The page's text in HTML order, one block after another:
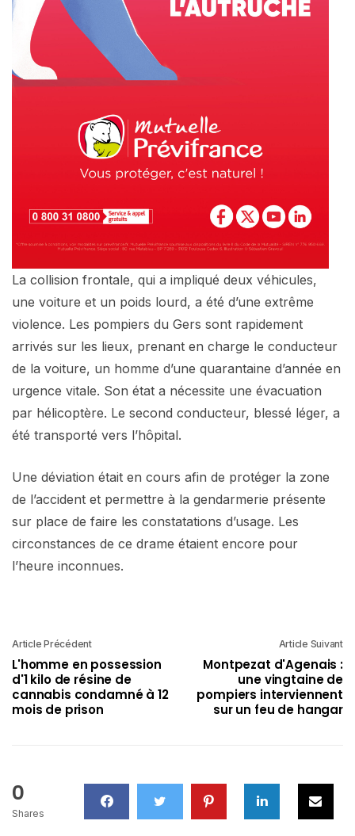
La collision frontale, qui a impliqué deux véhicules,
une voiture et un poids lourd, a été d’une extrême
violence. Les pompiers du Gers sont rapidement
arrivés sur les lieux, prenant en charge le conducteur
de la voiture, un homme d’une quarantaine d’année en
urgence vitale. Son état a nécessite une évacuation
par hélicoptère. Le second conducteur, blessé léger, a
été transporté vers l’hôpital.
Une déviation était en cours afin de protéger la zone
de l’accident et permettre à la gendarmerie présente
sur place de faire les constatations d’usage. Les
circonstances de ce drame étaient encore pour
l’heure inconnues.
Article Précédent
L'homme en possession
d'1 kilo de résine de
cannabis condamné à 12
mois de prison
Article Suivant
Montpezat d'Agenais :
une vingtaine de
pompiers interviennent
sur un feu de hangar
0
Shares